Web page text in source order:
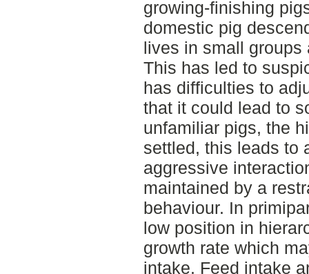
growing-finishing
domestic pig
lives in small
This has led to
has difficulties to
that it could lead to
unfamiliar pigs, the
settled, this leads to
aggressive
maintained by a
behaviour. In
low position in
growth rate which
intake. Feed intake